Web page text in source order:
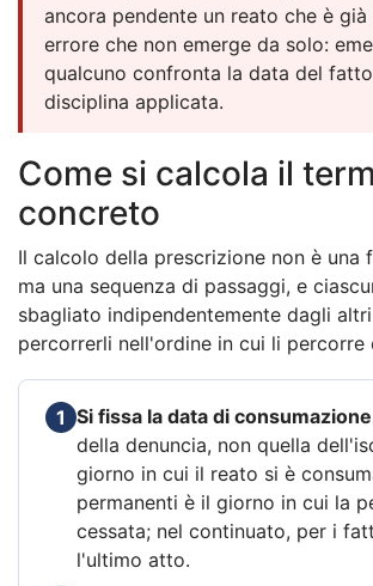
ancora pendente un reato che è già
errore che non emerge da solo:
qualcuno confronta la data del
disciplina applicata.
Come si calcola il
concreto
Il calcolo della prescrizione non è una
ma una sequenza di passaggi, e
sbagliato indipendentemente dagli
percorrerli nell'ordine in cui li percorre
1 Si fissa la data di
della denuncia, non quella
giorno in cui il reato si è
permanenti è il giorno in cui la
cessata; nel continuato, per i
l'ultimo atto.